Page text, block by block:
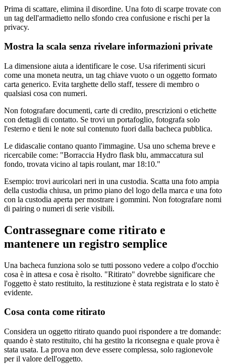
Prima di scattare, elimina il disordine. Una foto di scarpe trovate con
un tag dell'armadietto nello sfondo crea confusione e rischi per la
privacy.
Mostra la scala senza rivelare informazioni private
La dimensione aiuta a identificare le cose. Usa riferimenti sicuri
come una moneta neutra, un tag chiave vuoto o un oggetto formato
carta generico. Evita targhette dello staff, tessere di membro o
qualsiasi cosa con numeri.
Non fotografare documenti, carte di credito, prescrizioni o etichette
con dettagli di contatto. Se trovi un portafoglio, fotografa solo
l'esterno e tieni le note sul contenuto fuori dalla bacheca pubblica.
Le didascalie contano quanto l'immagine. Usa uno schema breve e
ricercabile come: "Borraccia Hydro flask blu, ammaccatura sul
fondo, trovata vicino al tapis roulant, mar 18:10."
Esempio: trovi auricolari neri in una custodia. Scatta una foto ampia
della custodia chiusa, un primo piano del logo della marca e una foto
con la custodia aperta per mostrare i gommini. Non fotografare nomi
di pairing o numeri di serie visibili.
Contrassegnare come ritirato e
mantenere un registro semplice
Una bacheca funziona solo se tutti possono vedere a colpo d'occhio
cosa è in attesa e cosa è risolto. "Ritirato" dovrebbe significare che
l'oggetto è stato restituito, la restituzione è stata registrata e lo stato è
evidente.
Cosa conta come ritirato
Considera un oggetto ritirato quando puoi rispondere a tre domande:
quando è stato restituito, chi ha gestito la riconsegna e quale prova è
stata usata. La prova non deve essere complessa, solo ragionevole
per il valore dell'oggetto.